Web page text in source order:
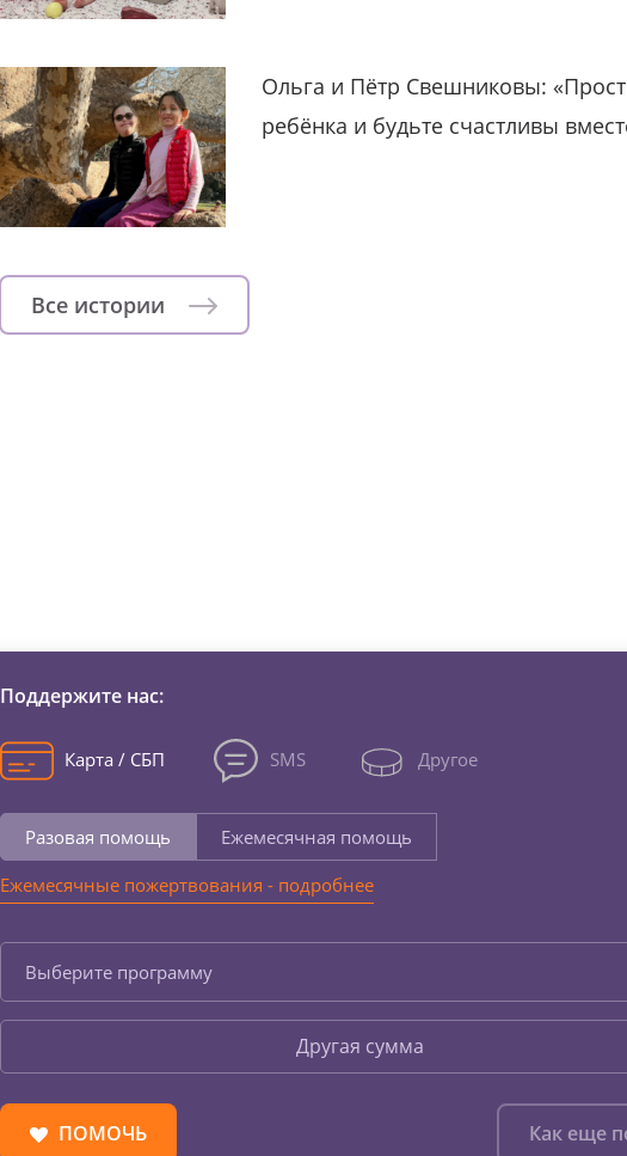
Ольга и Пётр Свешниковы:
ребёнка и будьте счастливы
Все истории
Поддержите нас:
Карта / СБП SMS Другое
Разовая помощь
Ежемесячная помощь
Ежемесячные пожертвования - подробнее
Выберите программу
Другая сумма
ПОМОЧЬ Как еще